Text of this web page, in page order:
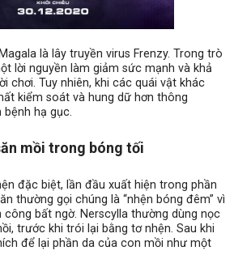
là lây truyền virus Frenzy. Trong trò
lời nguyền làm giảm sức mạnh và khả
chơi. Tuy nhiên, khi các quái vật khác
kiểm soát và hung dữ hơn thông
hạ gục.
mồi trong bóng tối
đặc biệt, lần đầu xuất hiện trong phần
thường gọi chúng là “nhện bóng đêm” vì
công bất ngờ. Nerscylla thường dùng nọc
trước khi trói lại bằng tơ nhện. Sau khi
để lại phần da của con mồi như một